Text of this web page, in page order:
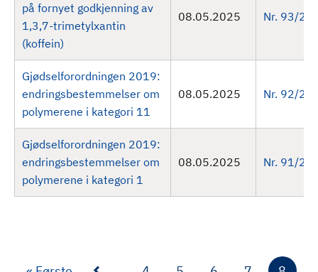
på fornyet godkjenning av
1,3,7-trimetylxantin
(koffein)
08.05.2025 Nr. 93/
Gjødselforordningen 2019:
endringsbestemmelser om
polymerene i kategori 11
08.05.2025 Nr. 92/
Gjødselforordningen 2019:
endringsbestemmelser om
polymerene i kategori 1
08.05.2025 Nr. 91/